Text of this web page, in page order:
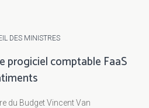
DES MINISTRES
progiciel comptable FaaS
du Budget Vincent Van